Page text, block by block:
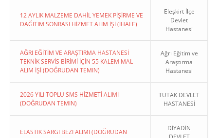
12 AYLIK MALZEME DAHİL YEMEK PİŞİRME VE
DAĞITIM SONRASI HİZMET ALIM İŞİ (İHALE)
Eleşkirt İlçe
Devlet
Hastanesi
AĞRI EĞİTİM VE ARAŞTIRMA HASTANESİ
TEKNİK SERVİS BİRİMİ İÇİN 55 KALEM MAL
ALIM İŞİ (DOĞRUDAN TEMIN)
Ağrı Eğitim ve
Araştırma
Hastanesi
2026 YILI TOPLU SMS HİZMETİ ALIMI
(DOĞRUDAN TEMIN)
TUTAK DEVLET
HASTANESİ
ELASTİK SARGI BEZİ ALIMI (DOĞRUDAN
DİYADİN